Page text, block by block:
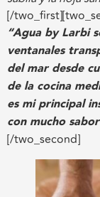
[/
“Agua by Larbi
ventanales
del mar desde
de la cocina
es mi principal
con mucho
[/two_second]